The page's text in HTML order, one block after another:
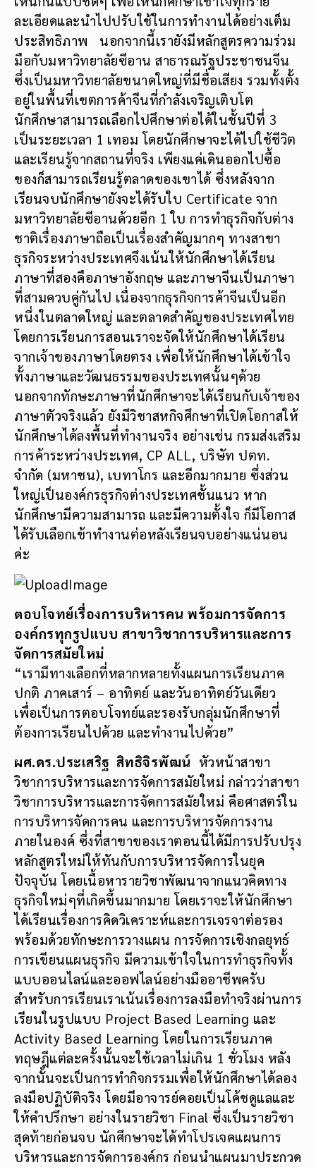
ละเอียดและนำไปปรับใช้ในการทำงานได้อย่างเต็ม
ประสิทธิภาพ นอกจากนี้เรายังมีหลักสูตรความร่วม
มือกับมหาวิทยาลัยซีอาน สาธารณรัฐประชาชนจีน
ซึ่งเป็นมหาวิทยาลัยขนาดใหญ่ที่มีชื่อเสียง รวมทั้งตั้ง
อยู่ในพื้นที่เขตการค้าจีนที่กำลังเจริญเติบโต
นักศึกษาสามารถเลือกไปศึกษาต่อได้ในชั้นปีที่ 3
เป็นระยะเวลา 1 เทอม โดยนักศึกษาจะได้ไปใช้ชีวิต
และเรียนรู้จากสถานที่จริง เพียงแค่เดินออกไปซื้อ
ของก็สามารถเรียนรู้ตลาดของเขาได้ ซึ่งหลังจาก
เรียนจบนักศึกษายังจะได้รับใบ Certificate จาก
มหาวิทยาลัยซีอานด้วยอีก 1 ใบ การทำธุรกิจกับต่าง
ชาติเรื่องภาษาถือเป็นเรื่องสำคัญมากๆ ทางสาขา
ธุรกิจระหว่างประเทศจึงเน้นให้นักศึกษาได้เรียน
ภาษาที่สองคือภาษาอังกฤษ และภาษาจีนเป็นภาษา
ที่สามควบคู่กันไป เนื่องจากธุรกิจการค้าจีนเป็นอีก
หนึ่งในตลาดใหญ่ และตลาดสำคัญของประเทศไทย
โดยการเรียนการสอนเราจะจัดให้นักศึกษาได้เรียน
จากเจ้าของภาษาโดยตรง เพื่อให้นักศึกษาได้เข้าใจ
ทั้งภาษาและวัฒนธรรมของประเทศนั้นๆด้วย
นอกจากทักษะภาษาที่นักศึกษาจะได้เรียนกับเจ้าของ
ภาษาตัวจริงแล้ว ยังมีวิชาสหกิจศึกษาที่เปิดโอกาสให้
นักศึกษาได้ลงพื้นที่ทำงานจริง อย่างเช่น กรมส่งเสริม
การค้าระหว่างประเทศ, CP ALL, บริษัท ปตท.
จำกัด (มหาชน), เบทาโกร และอีกมากมาย ซึ่งส่วน
ใหญ่เป็นองค์กรธุรกิจต่างประเทศชั้นแนว หาก
นักศึกษามีความสามารถ และมีความตั้งใจ ก็มีโอกาส
ได้รับเลือกเข้าทำงานต่อหลังเรียนจบอย่างแน่นอน
ค่ะ
ตอบโจทย์เรื่องการบริหารคน พร้อมการจัดการ
องค์กรทุกรูปแบบ สาขาวิชาการบริหารและการ
จัดการสมัยใหม่
“เรามีทางเลือกที่หลากหลายทั้งแผนการเรียนภาค
ปกติ ภาคเสาร์ – อาทิตย์ และวันอาทิตย์วันเดียว
เพื่อเป็นการตอบโจทย์และรองรับกลุ่มนักศึกษาที่
ต้องการเรียนไปด้วย และทำงานไปด้วย”
ผศ.ดร.ประเสริฐ สิทธิจิรพัฒน์ หัวหน้าสาขา
วิชาการบริหารและการจัดการสมัยใหม่ กล่าวว่าสาขา
วิชาการบริหารและการจัดการสมัยใหม่ คือศาสตร์ใน
การบริหารจัดการคน และการบริหารจัดการงาน
ภายในองค์ ซึ่งที่สาขาของเราตอนนี้ได้มีการปรับปรุง
หลักสูตรใหม่ให้ทันกับการบริหารจัดการในยุค
ปัจจุบัน โดยเนื้อหารายวิชาพัฒนาจากแนวคิดทาง
ธุรกิจใหม่ๆที่เกิดขึ้นมากมาย โดยเราจะให้นักศึกษา
ได้เรียนเรื่องการคิดวิเคราะห์และการเจรจาต่อรอง
พร้อมด้วยทักษะการวางแผน การจัดการเชิงกลยุทธ์
การเขียนแผนธุรกิจ มีความเข้าใจในการทำธุรกิจทั้ง
แบบออนไลน์และออฟไลน์อย่างมืออาชีพครับ
สำหรับการเรียนเราเน้นเรื่องการลงมือทำจริงผ่านการ
เรียนในรูปแบบ Project Based Learning และ
Activity Based Learning โดยในการเรียนภาค
ทฤษฎีแต่ละครั้งนั้นจะใช้เวลาไม่เกิน 1 ชั่วโมง หลัง
จากนั้นจะเป็นการทำกิจกรรมเพื่อให้นักศึกษาได้ลอง
ลงมือปฏิบัติจริง โดยมีอาจารย์คอยเป็นโค้ชดูแลและ
ให้คำปรึกษา อย่างในรายวิชา Final ซึ่งเป็นรายวิชา
สุดท้ายก่อนจบ นักศึกษาจะได้ทำโปรเจคแผนการ
บริหารและการจัดการองค์กร ก่อนนำแผนมาประกวด